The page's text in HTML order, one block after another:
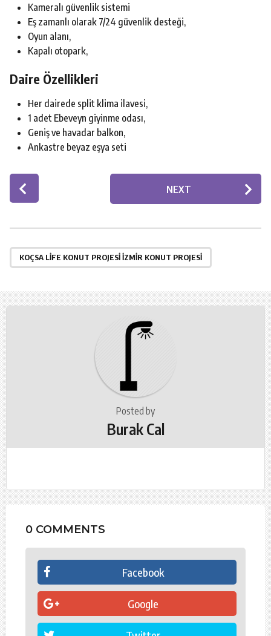
Kameralı güvenlik sistemi
Eş zamanlı olarak 7/24 güvenlik desteği,
Oyun alanı,
Kapalı otopark,
Daire Özellikleri
Her dairede split klima ilavesi,
1 adet Ebeveyn giyinme odası,
Geniş ve havadar balkon,
Ankastre beyaz eşya seti
P
o
t
P
i
n
NEXT
KOÇSA LIFE KONUT PROJESI İZMIR KONUT PROJESI
Posted by
Burak Cal
0 COMMENTS
Facebook
Google